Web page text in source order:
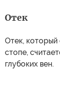
Отек
Отек, который
стопе,
глубоких вен.